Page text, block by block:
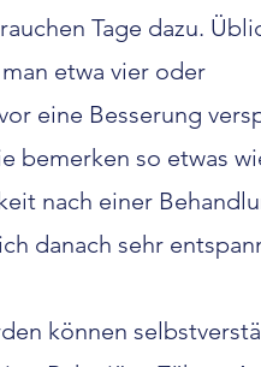
Tage dazu.
etwa vier oder
eine Besserung
bemerken so etwas
nach einer
danach sehr
können